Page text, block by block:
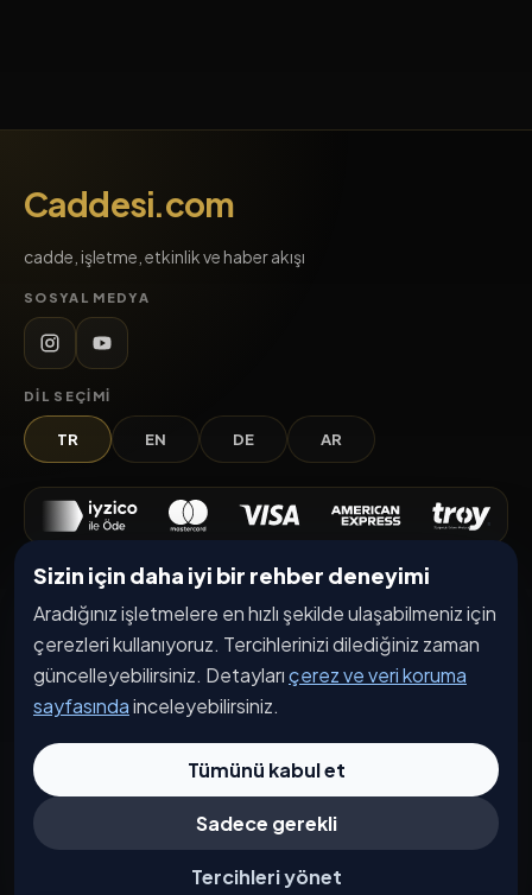
Sizin için daha iyi bir rehber deneyimi
Aradığınız işletmelere en hızlı şekilde ulaşabilmeniz için
çerezleri kullanıyoruz. Tercihlerinizi dilediğiniz zaman
güncelleyebilirsiniz. Detaylarıçerez ve veri koruma
sayfasındainceleyebilirsiniz.
Tümünü kabul et
Sadece gerekli
Tercihleri yönet
Caddesi.com
cadde, işletme, etkinlik ve haber akışı
SOSYAL MEDYA
DIL SEÇIMI
TR EN DE AR
Keşfet
İşletmeler
Etkinlikler
Kampanyalar
Haberler
İşletme Başvurusu
Kurumsal